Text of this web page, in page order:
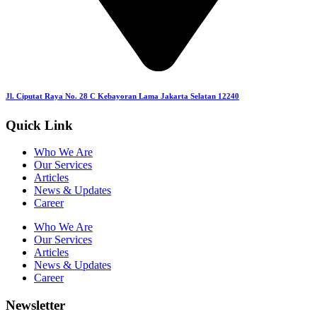
Jl. Ciputat Raya No. 28 C Kebayoran Lama Jakarta Selatan 12240
Quick Link
Who We Are
Our Services
Articles
News & Updates
Career
Who We Are
Our Services
Articles
News & Updates
Career
Newsletter